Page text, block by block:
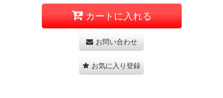
カートに入れる
お問い合わせ
お気に入り登録